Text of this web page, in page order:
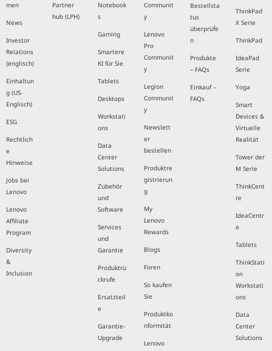
men
News
Investor
Relations
(englisch)
Einhaltun
g (US-
Englisch)
ESG
Rechtlich
e
Hinweise
Jobs bei
Lenovo
Lenovo
Affiliate
Program
Diversity
&
Inclusion
Partner
hub (LPH)
Notebook
s
Gaming
Smartere
KI für Sie
Tablets
Desktops
Workstati
ons
Data
Center
Solutions
Zubehör
und
Software
Services
und
Garantie
Produktrü
ckrufe
Ersatzteil
e
Garantie-
Upgrade
Communit
y
Lenovo
Pro
Communit
y
Legion
Communit
y
Newslett
er
bestellen
Produktre
gistrierun
g
My
Lenovo
Rewards
Blogs
Foren
So kaufen
Sie
Produktko
nformität
Lenovo
Bestellsta
tus
überprüfe
n
Produkte
– FAQs
Einkauf –
FAQs
ThinkPad
X Serie
ThinkPad
IdeaPad
Serie
Yoga
Smart
Devices &
Virtuelle
Realität
Tower der
M Serie
ThinkCent
re
IdeaCentr
e
Tablets
ThinkStati
on
Workstati
ons
Data
Center
Solutions